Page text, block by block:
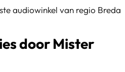
door Mister